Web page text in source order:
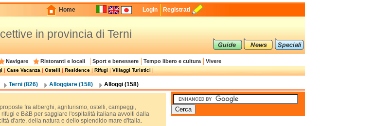
Home Login Registrati
in provincia di Terni
Navigare Ristoranti e locali Sport e benessere Tempo libero e cultura Vivere
|Case Vacanza|Ostelli|Residence|Rifugi|Villaggi Turistici|
Terni (826) Alloggiare (158) Alloggi (158)
fra alberghi, agriturismo, ostelli, campeggi,
e B&B per saggiare l'ospitalità italiana avvolti dalla
d'arte, della natura e dello splendido mare d'Italia.